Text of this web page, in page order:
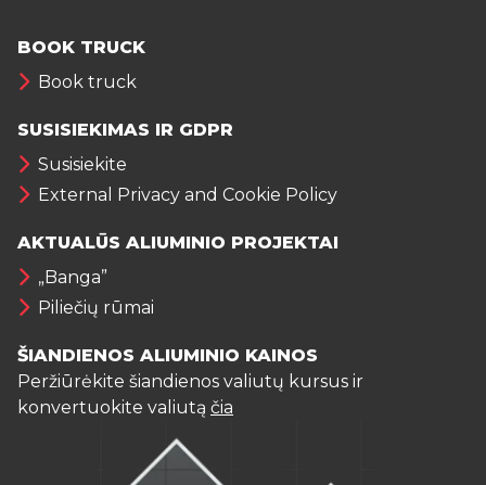
BOOK TRUCK
Book truck
SUSISIEKIMAS IR GDPR
Susisiekite
External Privacy and Cookie Policy
AKTUALŪS ALIUMINIO PROJEKTAI
„Banga”
Piliečių rūmai
ŠIANDIENOS ALIUMINIO KAINOS
Peržiūrėkite šiandienos valiutų kursus ir
konvertuokite valiutą čia